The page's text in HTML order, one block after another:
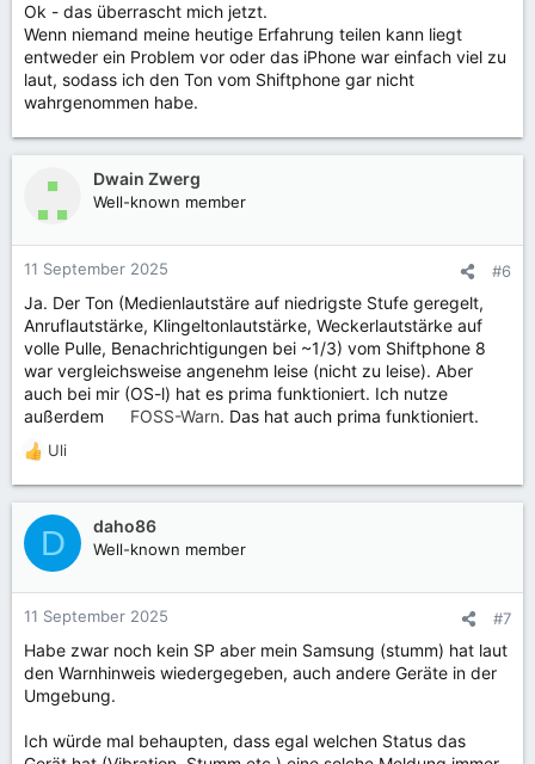
n
:
Ok - das überrascht mich jetzt.
Wenn niemand meine heutige Erfahrung teilen kann liegt
entweder ein Problem vor oder das iPhone war einfach viel zu
laut, sodass ich den Ton vom Shiftphone gar nicht
wahrgenommen habe.
Dwain Zwerg
Well-known member
11 September 2025 #6
Ja. Der Ton (Medienlautstäre auf niedrigste Stufe geregelt,
Anruflautstärke, Klingeltonlautstärke, Weckerlautstärke auf
volle Pulle, Benachrichtigungen bei ~1/3) vom Shiftphone 8
war vergleichsweise angenehm leise (nicht zu leise). Aber
auch bei mir (OS-l) hat es prima funktioniert. Ich nutze
außerdem
FOSS-Warn. Das hat auch prima funktioniert.
R
e
a
k
t
o
n
n
:
Uli
D daho86
Well-known member
11 September 2025 #7
Habe zwar noch kein SP aber mein Samsung (stumm) hat laut
den Warnhinweis wiedergegeben, auch andere Geräte in der
Umgebung.
Ich würde mal behaupten, dass egal welchen Status das